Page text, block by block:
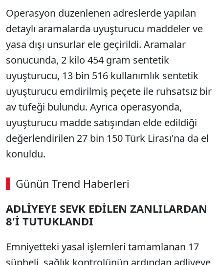
Operasyon düzenlenen adreslerde yapılan
detaylı aramalarda uyuşturucu maddeler ve
yasa dışı unsurlar ele geçirildi. Aramalar
sonucunda, 2 kilo 454 gram sentetik
uyuşturucu, 13 bin 516 kullanımlık sentetik
uyuşturucu emdirilmiş peçete ile ruhsatsız bir
av tüfeği bulundu. Ayrıca operasyonda,
uyuşturucu madde satışından elde edildiği
değerlendirilen 27 bin 150 Türk Lirası'na da el
konuldu.
Günün Trend Haberleri
00:02 / 08:06
Sesi Aç
ADLİYEYE SEVK EDİLEN ZANLILARDAN
8'İ TUTUKLANDI
Emniyetteki yasal işlemleri tamamlanan 17
şüpheli, sağlık kontrolünün ardından adliyeye